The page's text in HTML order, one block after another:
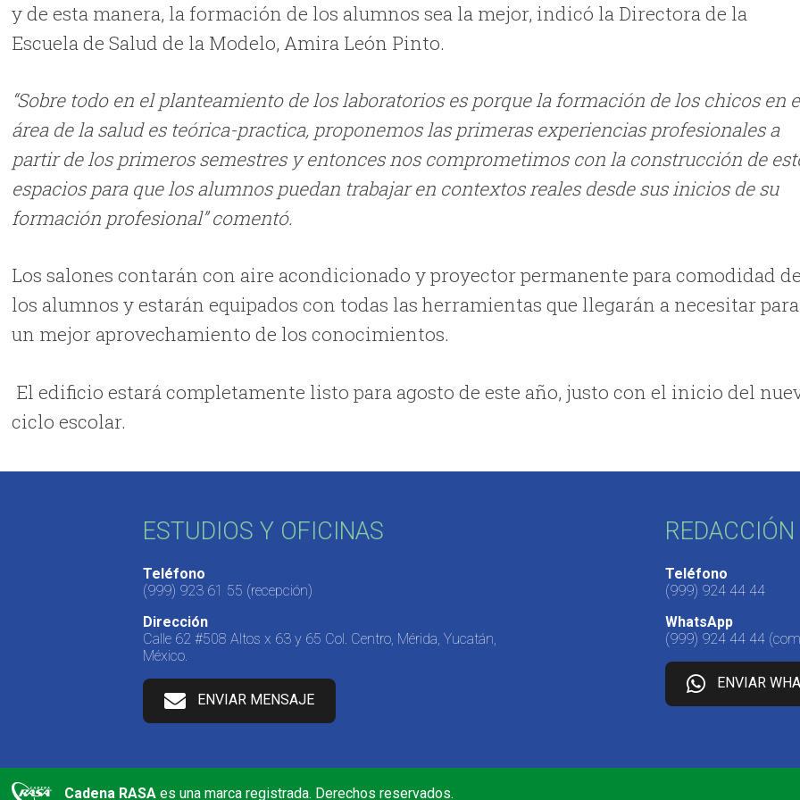
y de esta manera, la formación de los alumnos sea la mejor, indicó la Directora de la
Escuela de Salud de la Modelo, Amira León Pinto.
“Sobre todo en el planteamiento de los laboratorios es porque la formación de los chicos en
área de la salud es teórica-practica, proponemos las primeras experiencias profesionales a
partir de los primeros semestres y entonces nos comprometimos con la construcción de
espacios para que los alumnos puedan trabajar en contextos reales desde sus inicios de su
formación profesional” comentó.
Los salones contarán con aire acondicionado y proyector permanente para comodidad de
los alumnos y estarán equipados con todas las herramientas que llegarán a necesitar para
un mejor aprovechamiento de los conocimientos.
El edificio estará completamente listo para agosto de este año, justo con el inicio del
ciclo escolar.
ESTUDIOS Y OFICINAS
Teléfono
(999) 923 61 55 (recepción)
Dirección
Calle 62 #508 Altos x 63 y 65 Col. Centro, Mérida, Yucatán,
México.
ENVIAR MENSAJE
Teléfono
(999) 924 44 44
WhatsApp
(999) 924 44 44
ENVIAR
Cadena RASA es una marca registrada. Derechos reservados.